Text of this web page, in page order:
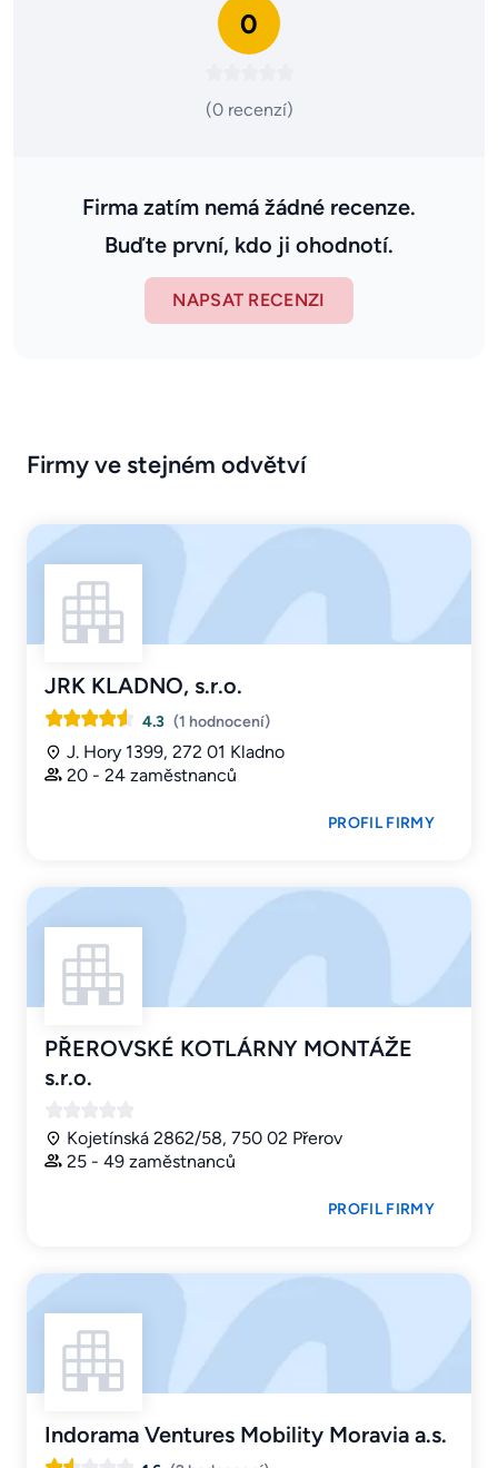
0
(0 recenzí)
Firma zatím nemá žádné recenze.
Buďte první, kdo ji ohodnotí.
NAPSAT RECENZI
Firmy ve stejném odvětví
JRK KLADNO, s.r.o.
4.3 (1 hodnocení)
J. Hory 1399, 272 01 Kladno
20 - 24 zaměstnanců
PROFIL FIRMY
PŘEROVSKÉ KOTLÁRNY MONTÁŽE
s.r.o.
Kojetínská 2862/58, 750 02 Přerov
25 - 49 zaměstnanců
PROFIL FIRMY
Indorama Ventures Mobility Moravia a.s.